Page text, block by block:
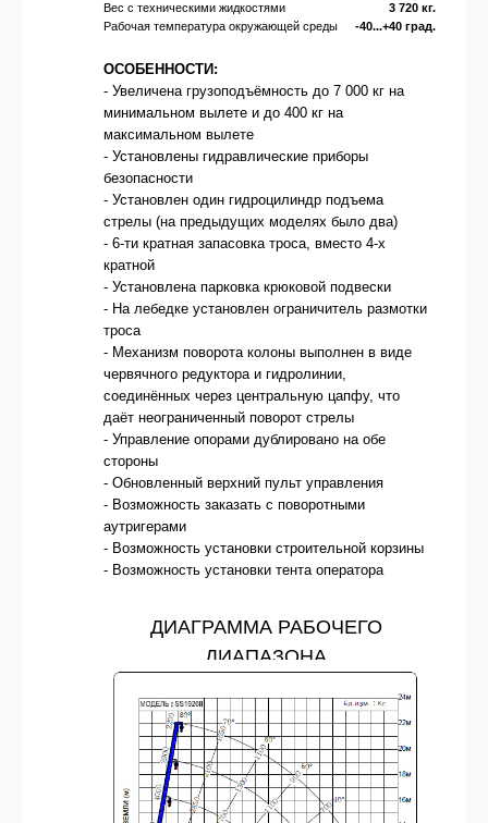
Вес с техническими жидкостями
Рабочая температура окружающей среды
3 720 кг.
-40...+40 град.
ДИАГРАММА РАБОЧЕГО
ДИАПАЗОНА
ОСОБЕННОСТИ:
- Увеличена грузоподъёмность до 7 000 кг на
минимальном вылете и до 400 кг на
максимальном вылете
- Установлены гидравлические приборы
безопасности
- Установлен один гидроцилиндр подъема
стрелы (на предыдущих моделях было два)
- 6-ти кратная запасовка троса, вместо 4-х
кратной
- Установлена парковка крюковой подвески
- На лебедке установлен ограничитель размотки
троса
- Механизм поворота колоны выполнен в виде
червячного редуктора и гидролинии,
соединённых через центральную цапфу, что
даёт неограниченный поворот стрелы
- Управление опорами дублировано на обе
стороны
- Обновленный верхний пульт управления
- Возможность заказать с поворотными
аутригерами
- Возможность установки строительной корзины
- Возможность установки тента оператора